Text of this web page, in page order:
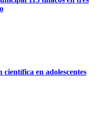
en adolescentes